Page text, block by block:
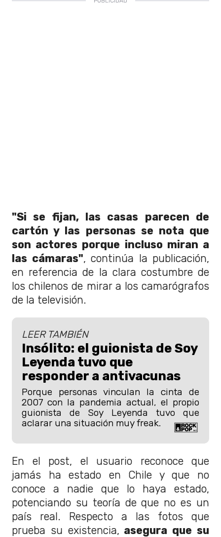
"Si se fijan, las casas parecen de
cartón y las personas se nota que
son actores porque incluso miran a
las cámaras", continúa la publicación,
en referencia de la clara costumbre de
los chilenos de mirar a los camarógrafos
de la televisión.
LEER TAMBIÉN
Insólito: el guionista de Soy
Leyenda tuvo que
responder a antivacunas
Porque personas vinculan la cinta de
2007 con la pandemia actual, el propio
guionista de Soy Leyenda tuvo que
aclarar una situación muy freak.
En el post, el usuario reconoce que
jamás ha estado en Chile y que no
conoce a nadie que lo haya estado,
potenciando su teoría de que no es un
país real. Respecto a las fotos que
prueba su existencia, asegura que su